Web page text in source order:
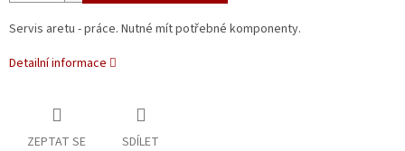
Servis aretu - práce. Nutné mít potřebné komponenty.
Detailní informace
ZEPTAT SE SDÍLET